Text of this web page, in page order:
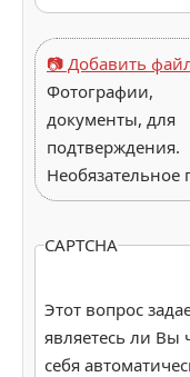
📷 Добавить
Фотографии,
документы, для
подтверждения.
Необязательное
CAPTCHA
Этот вопрос
являетесь ли Вы
себя